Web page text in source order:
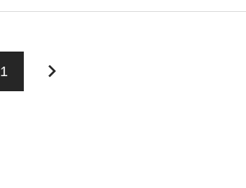
1 keyboard_arrow_right